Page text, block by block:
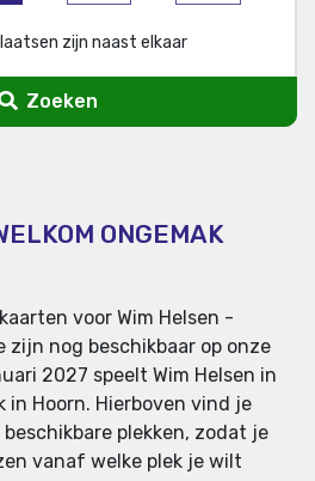
zijn naast elkaar
Zoeken
ONGEMAK
voor Wim Helsen -
zijn nog beschikbaar op onze
2027 speelt Wim Helsen in
in Hoorn. Hierboven vind je
plekken, zodat je
vanaf welke plek je wilt